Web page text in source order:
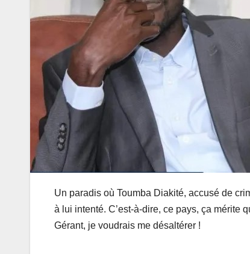
Un paradis où Toumba Diakité, accusé de
à lui intenté. C’est-à-dire, ce pays, ça mérite
Gérant, je voudrais me désaltérer !